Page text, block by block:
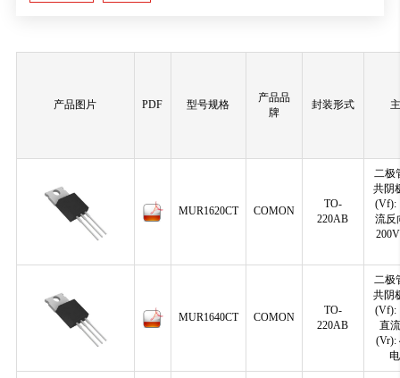
产品图片 PDF 型号规格
产品品
牌
封装形式
MUR1620CT COMON
TO-
220AB
二极
共阴
(Vf):
流反
MUR1640CT COMON
TO-
220AB
二极
共阴
(Vf):
直
(Vr):